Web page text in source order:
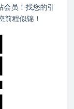
员！找您的引
前程似锦！